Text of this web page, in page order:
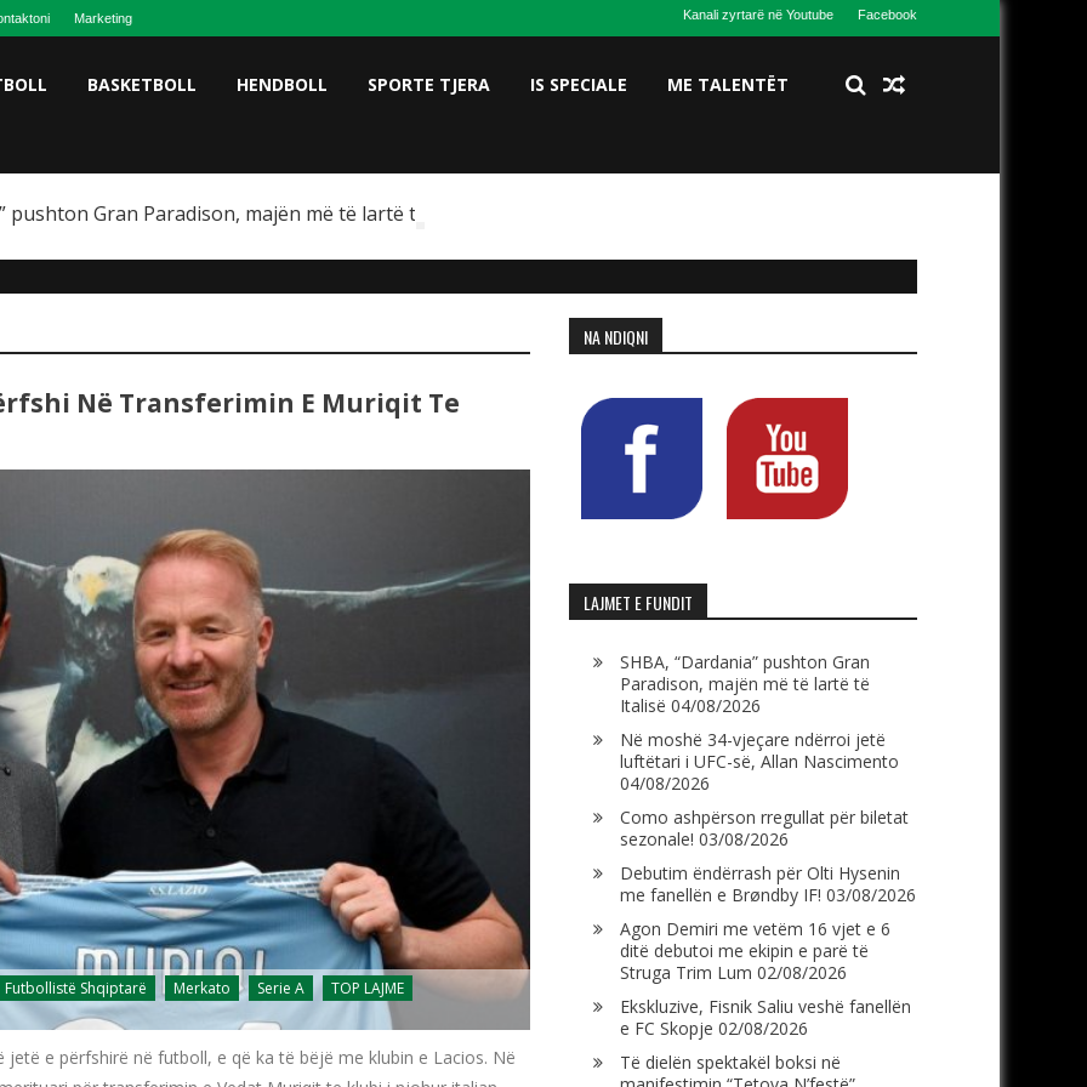
Marketing Kanali zyrtarë në Youtube Facebook
BASKETBOLL HENDBOLL SPORTE TJERA IS SPECIALE ME TALENTËT
pushton Gran Paradison, majën më të lartë të Italisë
Në Transferimin E Muriqit Te
Futbollistë Shqiptarë Merkato Serie A TOP LAJME
e përfshirë në futboll, e që ka të bëjë me klubin e Lacios. Në
NA NDIQNI
LAJMET E FUNDIT
SHBA, “Dardania” pushton Gran
Paradison, majën më të lartë të
Italisë 04/08/2026
Në moshë 34-vjeçare ndërroi jetë
luftëtari i UFC-së, Allan Nascimento
04/08/2026
Como ashpërson rregullat për biletat
sezonale! 03/08/2026
Debutim ëndërrash për Olti Hysenin
me fanellën e Brøndby IF! 03/08/2026
Agon Demiri me vetëm 16 vjet e 6
ditë debutoi me ekipin e parë të
Struga Trim Lum 02/08/2026
Ekskluzive, Fisnik Saliu veshë fanellën
e FC Skopje 02/08/2026
Të dielën spektakël boksi në